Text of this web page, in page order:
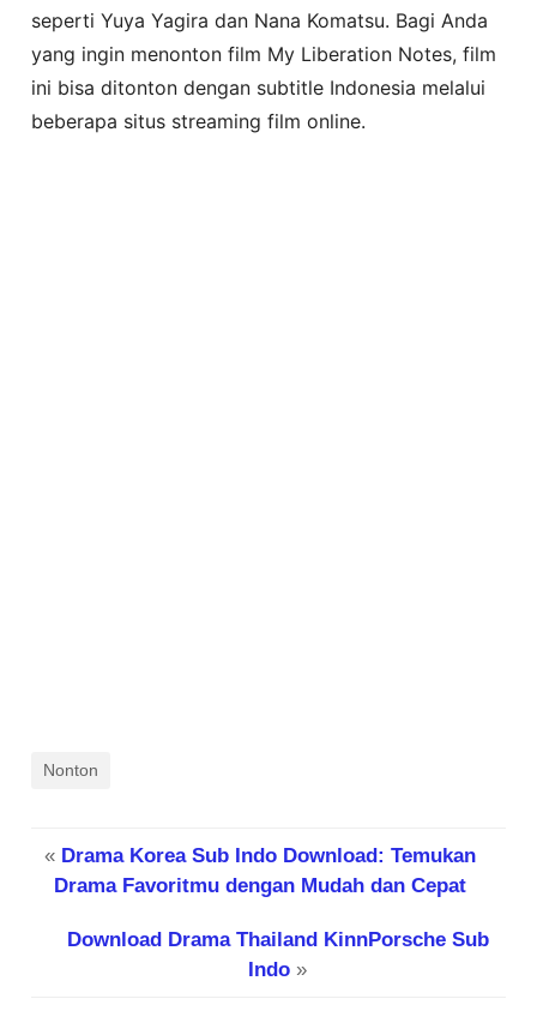
seperti Yuya Yagira dan Nana Komatsu. Bagi Anda
yang ingin menonton film My Liberation Notes, film
ini bisa ditonton dengan subtitle Indonesia melalui
beberapa situs streaming film online.
Nonton
« Drama Korea Sub Indo Download: Temukan
Drama Favoritmu dengan Mudah dan Cepat
Download Drama Thailand KinnPorsche Sub
Indo »